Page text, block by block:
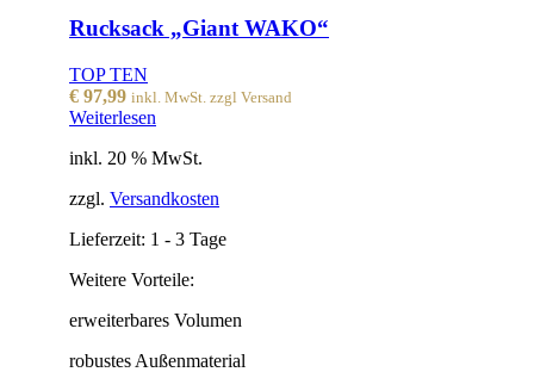
Rucksack „Giant WAKO“
TOP TEN
€ 97,99 inkl. MwSt. zzgl Versand
Weiterlesen
inkl. 20 % MwSt.
zzgl. Versandkosten
Lieferzeit: 1 - 3 Tage
Weitere Vorteile:
erweiterbares Volumen
robustes Außenmaterial